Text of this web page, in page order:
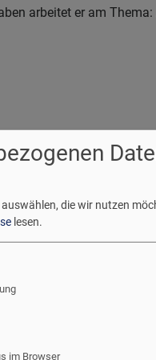
arbeitet er am
die wir nutzen
lesen.
im Browser